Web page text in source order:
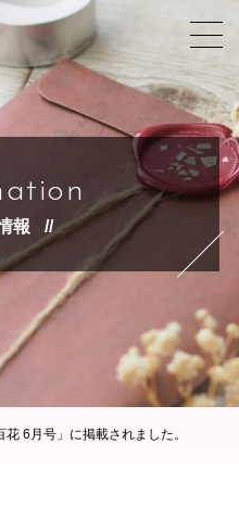
報
花 6月号」に掲載されました。